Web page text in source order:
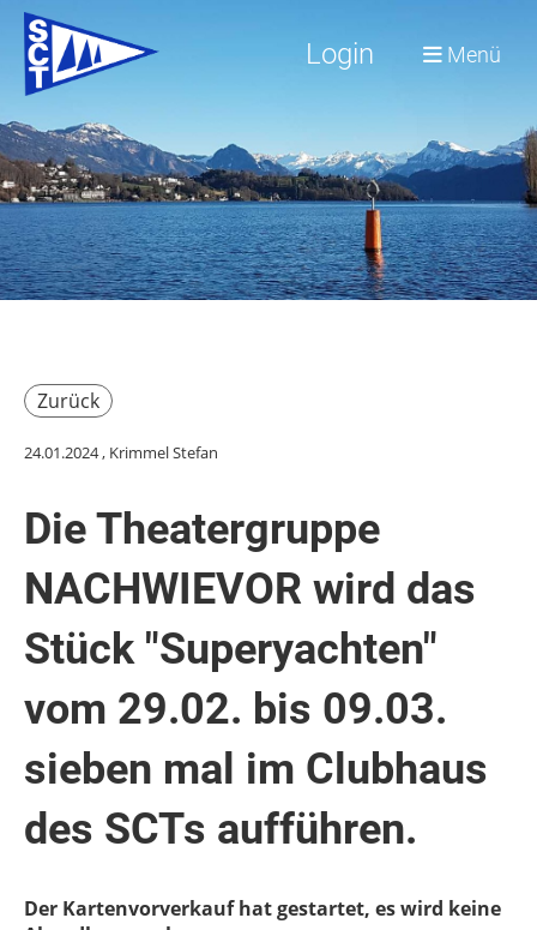
Login Menü
Zurück
24.01.2024, Krimmel Stefan
Die Theatergruppe
NACHWIEVOR wird das
Stück "Superyachten"
vom 29.02. bis 09.03.
sieben mal im Clubhaus
des SCTs aufführen.
Der Kartenvorverkauf hat gestartet, es wird keine